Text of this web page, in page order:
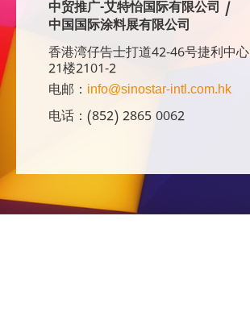
中贸推广-艾特怡国际有限公司 /
中国国际涂料展有限公司
香港湾仔告士打道42-46号捷利中心
21楼2101-2
电邮： info@sinostar-intl.com.hk
电话：(852) 2865 0062